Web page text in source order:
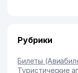
Рубрики
Билеты
Туристические